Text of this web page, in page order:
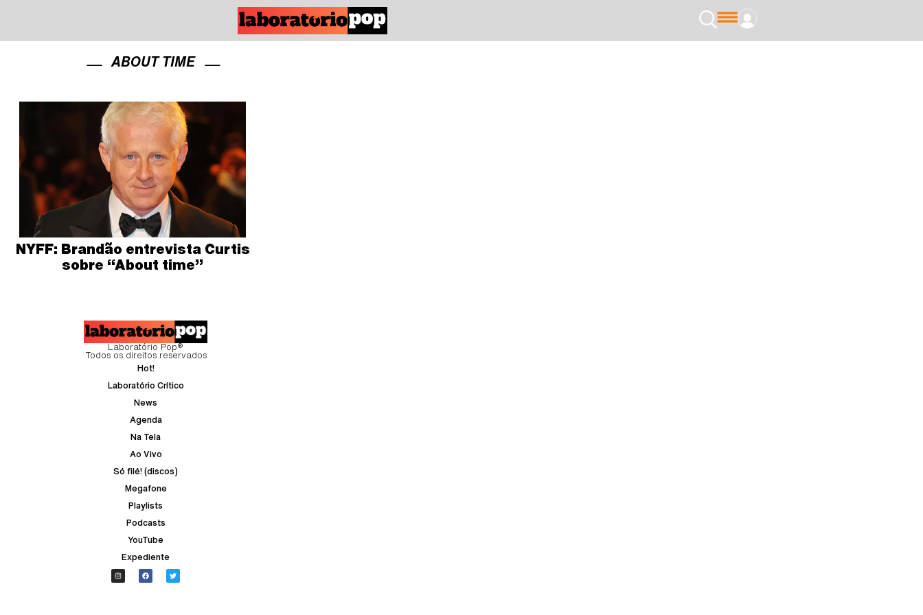
ABOUT TIME
NYFF: Brandão entrevista Curtis
sobre “About time”
Laboratório Pop®
Todos os direitos reservados
Hot!
Laboratório Crítico
News
Agenda
Na Tela
Ao Vivo
Só filé! (discos)
Megafone
Playlists
Podcasts
YouTube
Expediente